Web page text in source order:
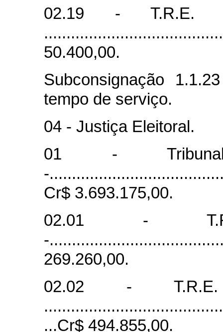
02.19 - T.R.E.
50.400,00.
Subconsignação
tempo de serviço.
04 - Justiça Eleitoral.
01 - Tribunal
-
Cr$ 3.693.175,00.
02.01 -
-
269.260,00.
02.02 -
...Cr$ 494.855,00.